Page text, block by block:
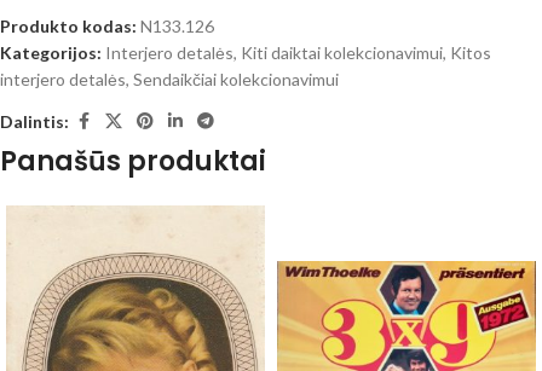
Produkto kodas: N133.126
Kategorijos: Interjero detalės, Kiti daiktai kolekcionavimui, Kitos
interjero detalės, Sendaikčiai kolekcionavimui
Dalintis:
Panašūs produktai